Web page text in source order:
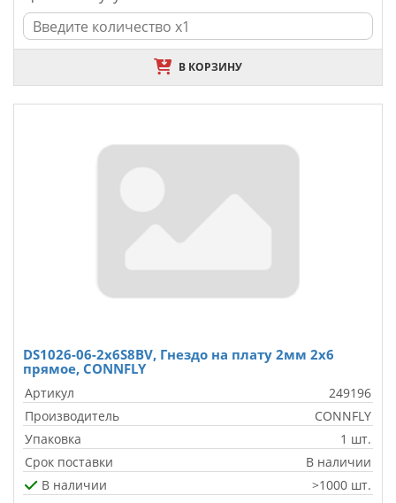
В КОРЗИНУ
DS1026-06-2x6S8BV, Гнездо на плату 2мм 2х6
прямое, CONNFLY
Артикул
249196
Производитель
CONNFLY
Упаковка
1 шт.
Срок поставки
В наличии
В наличии
>1000 шт.